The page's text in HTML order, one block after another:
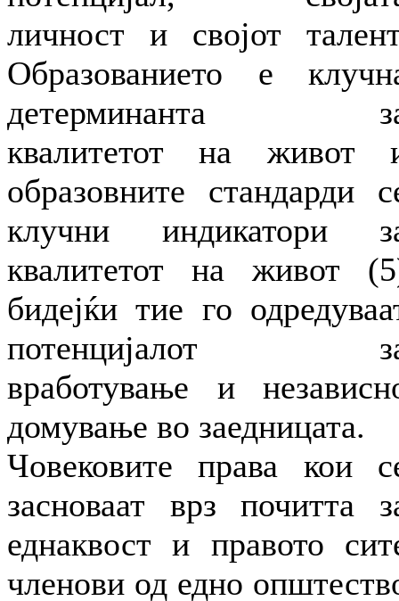
личност и својот
Образованието е
детерминанта
квалитетот на живот
образовните стандарди
клучни индикатори
квалитетот на живот
бидејќи тие го
потенцијалот
вработување и
домување во заедницата.
Човековите права кои
засноваат врз почитта
еднаквост и правото
членови од едно